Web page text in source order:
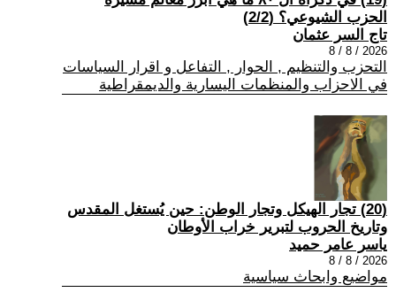
الحزب الشيوعي؟ (2/2)
تاج السر عثمان
2026 / 8 / 8
التحزب والتنظيم , الحوار , التفاعل و اقرار السياسات
في الاحزاب والمنظمات اليسارية والديمقراطية
(20) تجار الهيكل وتجار الوطن: حين يُستغل المقدس
وتاريخ الحروب لتبرير خراب الأوطان
ياسر عامر حميد
2026 / 8 / 8
مواضيع وابحاث سياسية